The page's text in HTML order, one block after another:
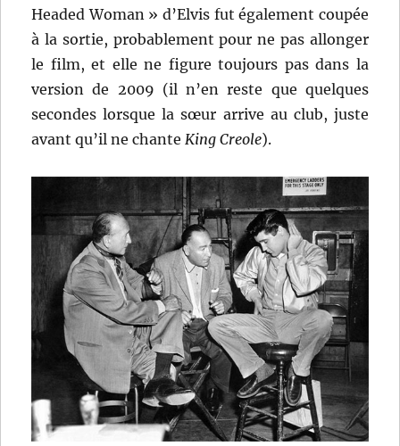
Headed Woman » d’Elvis fut également coupée
à la sortie, probablement pour ne pas allonger
le film, et elle ne figure toujours pas dans la
version de 2009 (il n’en reste que quelques
secondes lorsque la sœur arrive au club, juste
avant qu’il ne chanteKing Creole).